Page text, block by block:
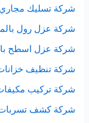
شركة تسليك مجاري
شركة عزل رول
شركة عزل اسطح
شركة تنظيف
شركة تركيب
شركة كشف تسربات